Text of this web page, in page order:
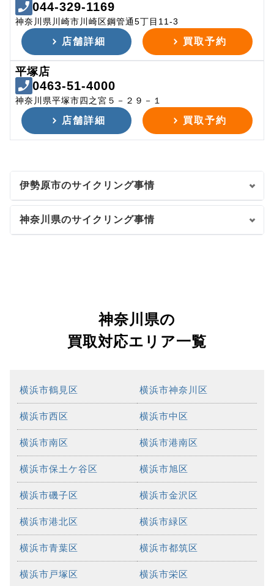
044-329-1169
神奈川県川崎市川崎区鋼管通5丁目11-3
店舗詳細 買取予約
平塚店
0463-51-4000
神奈川県平塚市四之宮５－２９－１
店舗詳細 買取予約
伊勢原市のサイクリング事情
神奈川県のサイクリング事情
神奈川県の
買取対応エリア一覧
横浜市鶴見区 横浜市神奈川区
横浜市西区 横浜市中区
横浜市南区 横浜市港南区
横浜市保土ケ谷区 横浜市旭区
横浜市磯子区 横浜市金沢区
横浜市港北区 横浜市緑区
横浜市青葉区 横浜市都筑区
横浜市戸塚区 横浜市栄区